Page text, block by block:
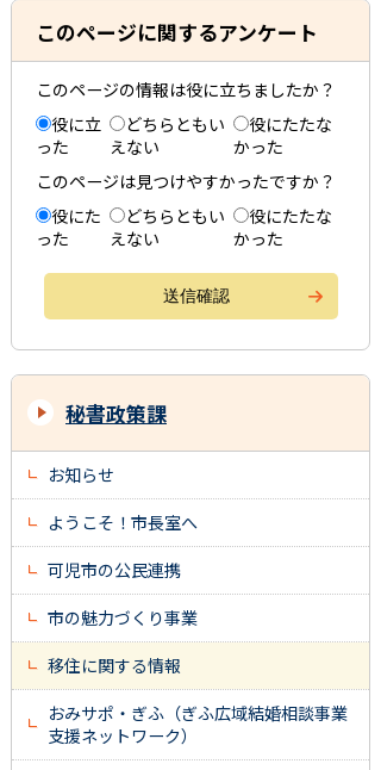
このページに関するアンケート
このページの情報は役に立ちましたか？
役に立
った
どちらともい
えない
役にたたな
かった
このページは見つけやすかったですか？
役にた
った
どちらともい
えない
役にたたな
かった
秘書政策課
お知らせ
ようこそ！市長室へ
可児市の公民連携
市の魅力づくり事業
移住に関する情報
おみサポ・ぎふ（ぎふ広域結婚相談事業
支援ネットワーク）